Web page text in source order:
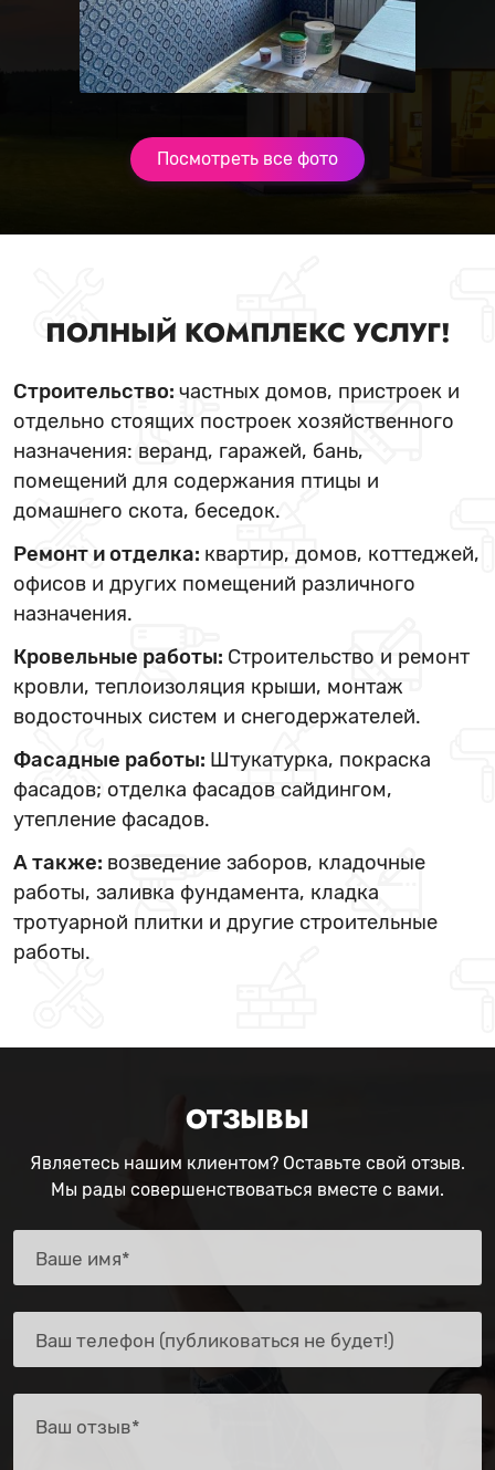
Посмотреть все фото
ПОЛНЫЙ КОМПЛЕКС УСЛУГ!
Строительство: частных домов, пристроек и
отдельно стоящих построек хозяйственного
назначения: веранд, гаражей, бань,
помещений для содержания птицы и
домашнего скота, беседок.
Ремонт и отделка: квартир, домов, коттеджей,
офисов и других помещений различного
назначения.
Кровельные работы: Строительство и ремонт
кровли, теплоизоляция крыши, монтаж
водосточных систем и снегодержателей.
Фасадные работы: Штукатурка, покраска
фасадов; отделка фасадов сайдингом,
утепление фасадов.
А также: возведение заборов, кладочные
работы, заливка фундамента, кладка
тротуарной плитки и другие строительные
работы.
ОТЗЫВЫ
Являетесь нашим клиентом? Оставьте свой отзыв.
Мы рады совершенствоваться вместе с вами.